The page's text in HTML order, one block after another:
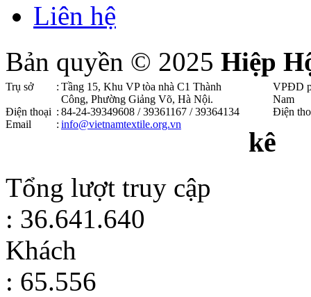
Liên hệ
Bản quyền © 2025 Hiệp
Trụ sở : Tầng 15, Khu VP tòa nhà C1 Thành
Công, Phường Giảng Võ, Hà Nội .
Điện thoại : 84-24-39349608 / 39361167 / 39364134
Email
: info@vietnamtextile.org.vn
VPĐD
Nam
Điện
kê
Tổng lượt truy cập
: 36.641.640
Khách
: 65.556